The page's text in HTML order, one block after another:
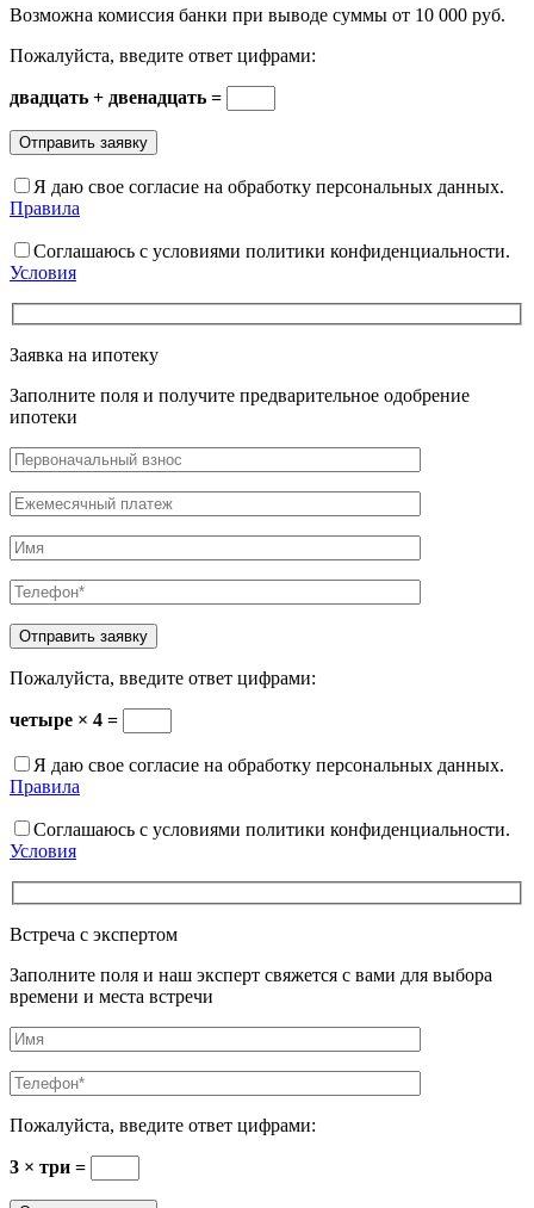
Возможна комиссия банки при выводе суммы от 10 000 руб.
Пожалуйста, введите ответ цифрами:
двадцать + двенадцать =
Я даю свое согласие на обработку персональных данных.
Правила
Соглашаюсь с условиями политики конфиденциальности.
Условия
Заявка на ипотеку
Заполните поля и получите предварительное одобрение
ипотеки
Пожалуйста, введите ответ цифрами:
четыре × 4 =
Я даю свое согласие на обработку персональных данных.
Правила
Соглашаюсь с условиями политики конфиденциальности.
Условия
Встреча с экспертом
Заполните поля и наш эксперт свяжется с вами для выбора
времени и места встречи
Пожалуйста, введите ответ цифрами:
3 × три =